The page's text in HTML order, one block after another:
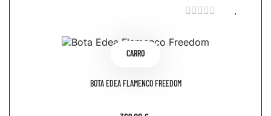
CARRO
BOTA EDEA FLAMENCO FREEDOM